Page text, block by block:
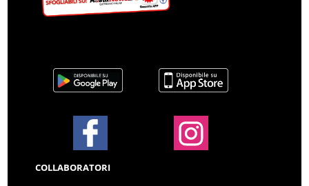
COLLABORATORI